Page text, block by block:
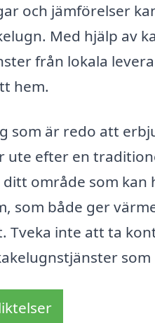
och jämförelser
Med hjälp av
från lokala
hem.
som är redo att
ute efter en
område som
som både ger
inte att ta
som